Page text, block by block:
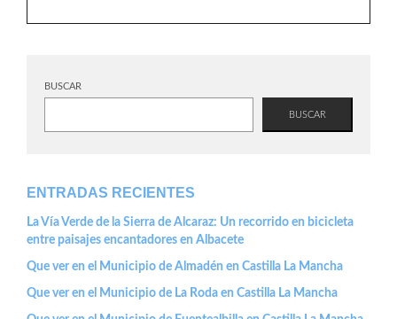
BUSCAR
BUSCAR
ENTRADAS RECIENTES
La Vía Verde de la Sierra de Alcaraz: Un recorrido en bicicleta
entre paisajes encantadores en Albacete
Que ver en el Municipio de Almadén en Castilla La Mancha
Que ver en el Municipio de La Roda en Castilla La Mancha